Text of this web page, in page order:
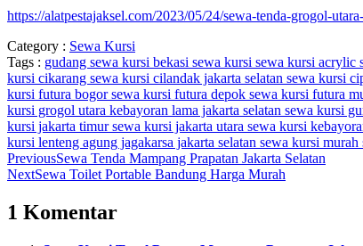
https://alatpestajaksel.com/2023/05/24/sewa-tenda-grogol-
Category : Sewa Kursi
Tags : gudang sewa kursi bekasi sewa kursi sewa kursi acrylic
kursi cikarang sewa kursi cilandak jakarta selatan sewa kursi
kursi futura bogorsewa kursi futura depok sewa kursi futura
kursi grogol utara kebayoran lama jakarta selatan sewa kursi
kursi jakarta timursewa kursi jakarta utara sewa kursi
kursi lenteng agung jagakarsa jakarta selatan sewa kursi murah
PreviousSewa Tenda Mampang Prapatan Jakarta Selatan
NextSewa Toilet Portable Bandung Harga Murah
1 Komentar